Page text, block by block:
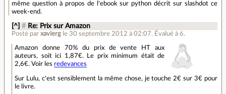
même question à propos de l'ebook sur python décrit sur slashdot ce
week-end.
[^] # Re: Prix sur Amazon
Posté parxavierg le 30 septembre 2012 à 02:07. Évalué à6.
Amazon donne 70% du prix de vente HT aux
auteurs, soit ici 1,87€. Le prix minimum était de
2,6€. Voir les redevances
Sur Lulu, c'est sensiblement la même chose, je touche 2€ sur 3€ pour
le livre.